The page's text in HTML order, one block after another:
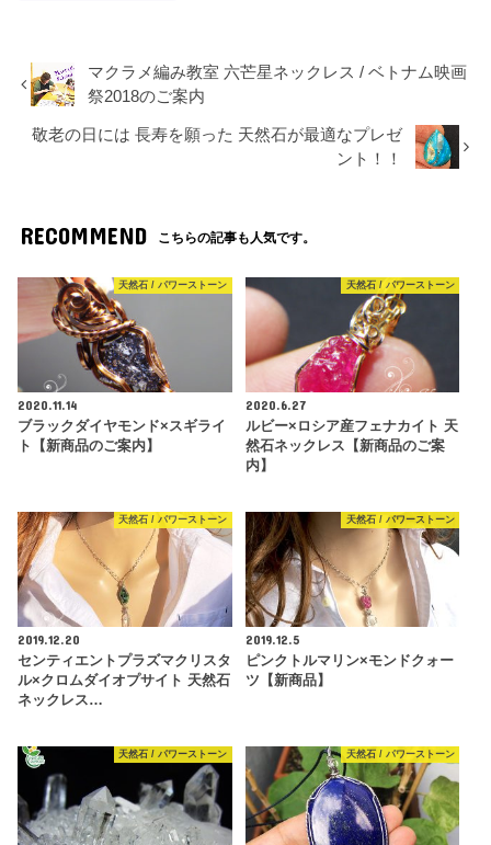
マクラメ編み教室 六芒星ネックレス / ベトナム映画
祭2018のご案内
敬老の日には 長寿を願った 天然石が最適なプレゼ
ント！！
RECOMMEND こちらの記事も人気です。
天然石 / パワーストーン
2020.11.14
ブラックダイヤモンド×スギライ
ト【新商品のご案内】
天然石 / パワーストーン
2020.6.27
ルビー×ロシア産フェナカイト 天
然石ネックレス【新商品のご案
内】
天然石 / パワーストーン
2019.12.20
センティエントプラズマクリスタ
ル×クロムダイオプサイト 天然石
ネックレス…
天然石 / パワーストーン
2019.12.5
ピンクトルマリン×モンドクォー
ツ【新商品】
天然石 / パワーストーン 天然石 / パワーストーン